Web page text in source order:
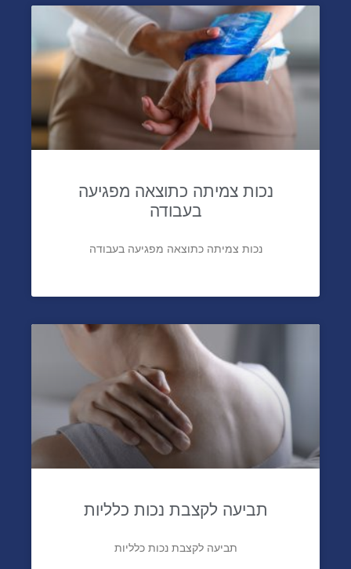
נכות צמיתה כתוצאה מפגיעה
בעבודה
נכות צמיתה כתוצאה מפגיעה בעבודה
תביעה לקצבת נכות כלליות
תביעה לקצבת נכות כלליות